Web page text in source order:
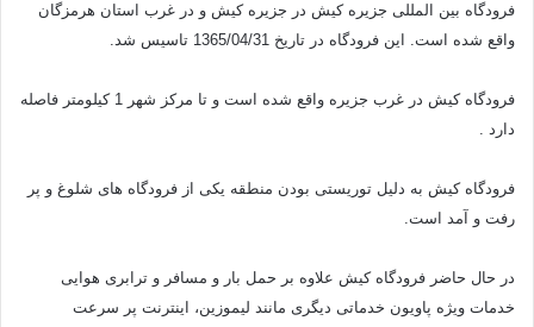
فرودگاه بین المللی جزیره کیش در جزیره کیش و در غرب استان هرمزگان
واقع شده است. این فرودگاه در تاریخ 1365/04/31 تاسیس شد.
فرودگاه کیش در غرب جزیره واقع شده است و تا مرکز شهر 1 کیلومتر فاصله
دارد .
فرودگاه کیش به دلیل توریستی بودن منطقه یکی از فرودگاه های شلوغ و پر
رفت و آمد است.
در حال حاضر فرودگاه کیش علاوه بر حمل بار و مسافر و ترابری هوایی
خدمات ویژه پاویون خدماتی دیگری مانند لیموزین، اینترنت پر سرعت